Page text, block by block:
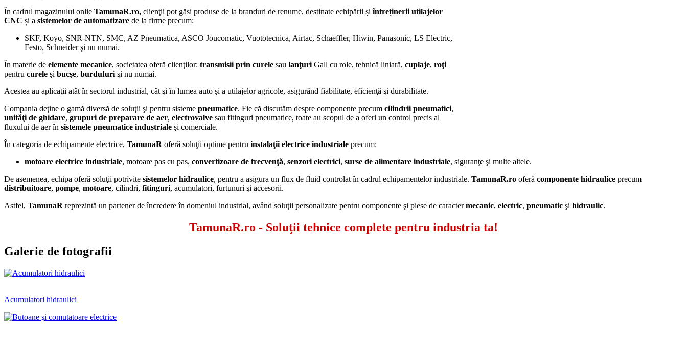
În cadrul magazinului onlie TamunaR.ro, clienţii pot găsi produse de la branduri de renume, destinate echipării șiîntreținerii utilajelor
CNC și a sistemelor de automatizare de la firme precum:
SKF, Koyo, SNR-NTN, SMC, AZ Pneumatica, ASCO Joucomatic, Vuototecnica, Airtac, Schaeffler, Hiwin, Panasonic, LS Electric,
Festo, Schneider şi nu numai.
În materie de elemente mecanice, societatea oferă clienţilor: transmisii prin curele sau lanţuri Gall cu role, tehnică liniară, cuplaje, roţi
pentru curele şi bucşe, burdufuri şi nu numai.
Acestea au aplicaţii atât în sectorul industrial, cât şi în lumea auto şi a utilajelor agricole, asigurând fiabilitate, eficienţă şi durabilitate.
Compania deţine o gamă diversă de soluţii şi pentru sisteme pneumatice. Fie că discutăm despre componente precum cilindrii pneumatici,
unităţi de ghidare, grupuri de preparare de aer, electrovalve sau fitinguri pneumatice, toate au scopul de a oferi un control precis al
fluxului de aer în sistemele pneumatice industriale şi comerciale.
În categoria de echipamente electrice, TamunaR oferă soluţii optime pentru instalaţii electrice industriale precum:
motoare electrice industriale, motoare pas cu pas, convertizoare de frecvenţă, senzori electrici, surse de alimentare industriale, siguranţe şi multe altele.
De asemenea, echipa oferă soluţii potrivite sistemelor hidraulice, pentru a asigura un flux de fluid controlat în cadrul echipamentelor industriale. TamunaR.ro oferă componente hidraulice precum
distribuitoare, pompe, motoare, cilindri, fitinguri, acumulatori, furtunuri şi accesorii.
Astfel, TamunaR reprezintă un partener de încredere în domeniul industrial, având soluţii personalizate pentru componente şi piese de caractermecanic, electric, pneumatic şi hidraulic.
TamunaR.ro - Soluţii tehnice complete pentru industria ta!
Galerie de fotografii
Acumulatori hidraulici